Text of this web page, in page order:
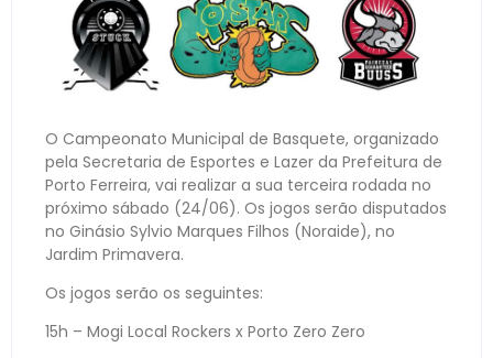
O Campeonato Municipal de Basquete, organizado
pela Secretaria de Esportes e Lazer da Prefeitura de
Porto Ferreira, vai realizar a sua terceira rodada no
próximo sábado (24/06). Os jogos serão disputados
no Ginásio Sylvio Marques Filhos (Noraide), no
Jardim Primavera.
Os jogos serão os seguintes:
15h – Mogi Local Rockers x Porto Zero Zero